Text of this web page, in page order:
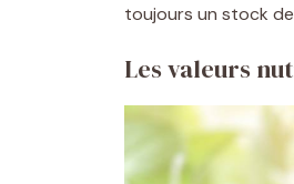
toujours un stock
Les valeurs